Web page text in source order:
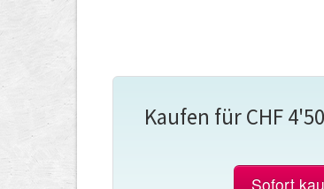
Kaufen für CHF
Sofort